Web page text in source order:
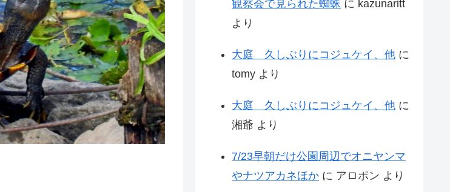
観察会で見られた蜘蛛 に kazunaritt
より
大庭 久しぶりにコジュケイ、他 に
tomy より
大庭 久しぶりにコジュケイ、他 に
湘爺 より
7/23早朝だけ公園周辺でオニヤンマ
やナツアカネほか に アロポン より